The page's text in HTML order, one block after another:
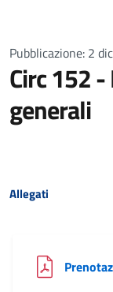
Pubblicazione: 2
Circ 152
generali
Allegati